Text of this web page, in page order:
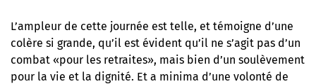
L’ampleur de cette journée est telle, et témoigne d’une
colère si grande, qu’il est évident qu’il ne s’agit pas d’un
combat «pour les retraites», mais bien d’un soulèvement
pour la vie et la dignité. Et a minima d’une volonté de